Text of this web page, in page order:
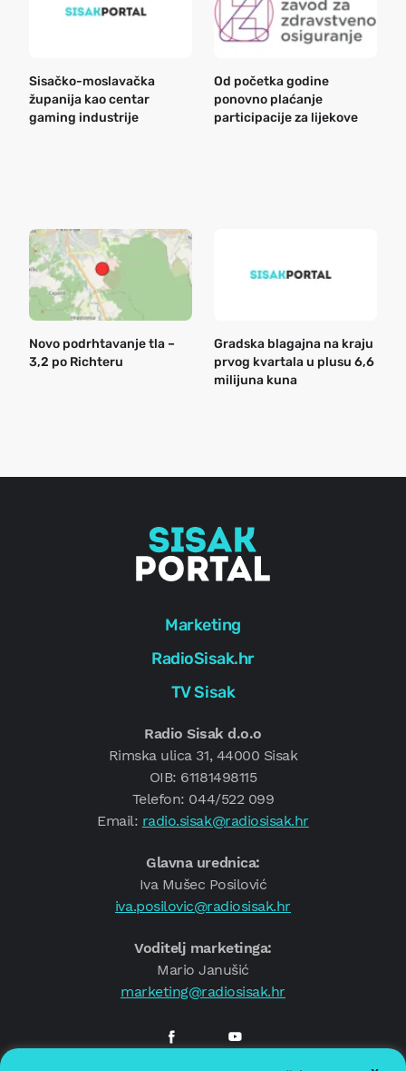
Sisačko-moslavačka
županija kao centar
gaming industrije
Od početka godine
ponovno plaćanje
participacije za lijekove
Novo podrhtavanje tla –
3,2 po Richteru
Gradska blagajna na kraju
prvog kvartala u plusu 6,6
milijuna kuna
Marketing
RadioSisak.hr
TV Sisak
Radio Sisak d.o.o
Rimska ulica 31, 44000 Sisak
OIB: 61181498115
Telefon: 044/522 099
Email: radio.sisak@radiosisak.hr
Glavna urednica:
Iva Mušec Posilović
iva.posilovic@radiosisak.hr
Voditelj marketinga:
Mario Janušić
marketing@radiosisak.hr